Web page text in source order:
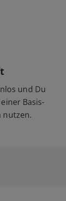
und Du
Basis-
nutzen.